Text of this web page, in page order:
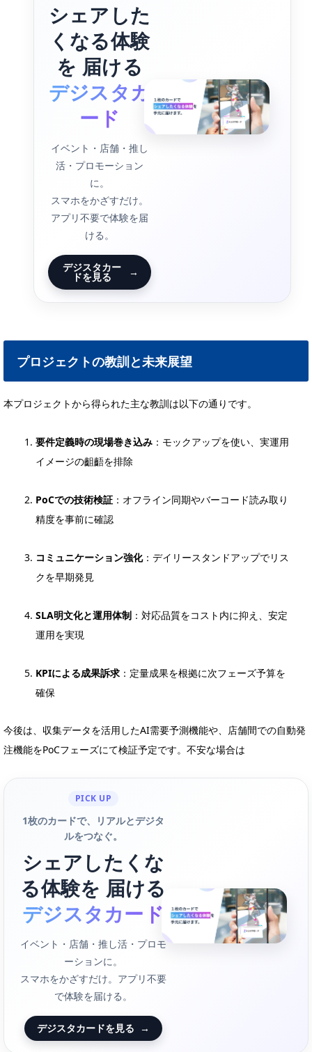
シェアした
くなる体験
を 届ける
デジスタカ
ード
イベント・店舗・推し
活・プロモーション
に。
スマホをかざすだけ。
アプリ不要で体験を届
ける。
デジスタカー
ドを見る →
プロジェクトの教訓と未来展望
本プロジェクトから得られた主な教訓は以下の通りです。
要件定義時の現場巻き込み ：モックアップを使い、実運用
イメージの齟齬を排除
PoCでの技術検証 ：オフライン同期やバーコード読み取り
精度を事前に確認
コミュニケーション強化：デイリースタンドアップでリス
クを早期発見
SLA明文化と運用体制 ：対応品質をコスト内に抑え、安定
運用を実現
KPIによる成果訴求 ：定量成果を根拠に次フェーズ予算を
確保
今後は、収集データを活用したAI需要予測機能や、店舗間での自動発
注機能をPoCフェーズにて検証予定です。不安な場合は
PICK UP
1枚のカードで、リアルとデジタ
ルをつなぐ。
シェアしたくな
る体験を 届ける
デジスタカード
イベント・店舗・推し活・プロモ
ーションに。
スマホをかざすだけ。アプリ不要
で体験を届ける。
デジスタカードを見る →